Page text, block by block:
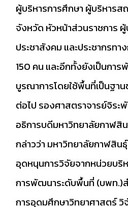
ผู้บริหารการศึกษา ผู้บริหารส
จังหวัด หัวหน้าส่วนราชการ
ประชาสังคม และประชากรท
150 คน และอีกทั้งยังเป็นกา
บูรณาการโดยใช้พื้นที่เป็นฐา
ต่อไป รองศาสตราจารย์จิระ
อธิการบดีมหาวิทยาลัยกาฬสิ
กล่าวว่า มหาวิทยาลัยกาฬสิน
อุดหนุนการวิจัยจากหน่วยบริ
การพัฒนาระดับพื้นที่ (บพท.)
การอุดมศึกษาวิทยาศาสตร์ วิ